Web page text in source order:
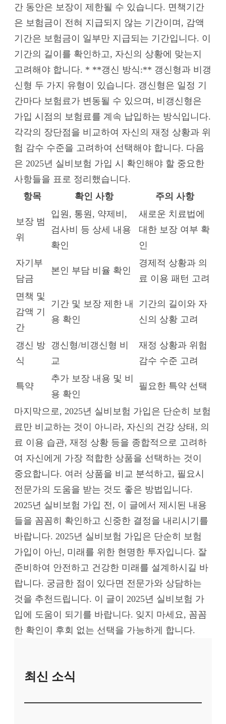
간 동안은 보장이 제한될 수 있습니다. 면책기간
은 보험금이 전혀 지급되지 않는 기간이며, 감액
기간은 보험금이 일부만 지급되는 기간입니다. 이
기간의 길이를 확인하고, 자신의 상황에 맞는지
고려해야 합니다. * **갱신 방식:** 갱신형과 비갱
신형 두 가지 유형이 있습니다. 갱신형은 일정 기
간마다 보험료가 변동될 수 있으며, 비갱신형은
가입 시점의 보험료를 계속 납입하는 방식입니다.
각각의 장단점을 비교하여 자신의 재정 상황과 위
험 감수 수준을 고려하여 선택해야 합니다. 다음
은 2025년 실비보험 가입 시 확인해야 할 중요한
사항들을 표로 정리했습니다.
항목
확인 사항 주의 사항
보장 범
위
입원, 통원, 약제비,
검사비 등 상세 내용
확인
새로운 치료법에
대한 보장 여부 확
인
자기부
담금
본인 부담 비율 확인
경제적 상황과 의
료 이용 패턴 고려
면책 및
감액 기
간
기간 및 보장 제한 내
용 확인
기간의 길이와 자
신의 상황 고려
갱신 방
식
갱신형/비갱신형 비
교
재정 상황과 위험
감수 수준 고려
특약
추가 보장 내용 및 비
용 확인
필요한 특약 선택
마지막으로, 2025년 실비보험 가입은 단순히 보험
료만 비교하는 것이 아니라, 자신의 건강 상태, 의
료 이용 습관, 재정 상황 등을 종합적으로 고려하
여 자신에게 가장 적합한 상품을 선택하는 것이
중요합니다. 여러 상품을 비교 분석하고, 필요시
전문가의 도움을 받는 것도 좋은 방법입니다.
2025년 실비보험 가입 전, 이 글에서 제시된 내용
들을 꼼꼼히 확인하고 신중한 결정을 내리시기를
바랍니다. 2025년 실비보험 가입은 단순히 보험
가입이 아닌, 미래를 위한 현명한 투자입니다. 잘
준비하여 안전하고 건강한 미래를 설계하시길 바
랍니다. 궁금한 점이 있다면 전문가와 상담하는
것을 추천드립니다. 이 글이 2025년 실비보험 가
입에 도움이 되기를 바랍니다. 잊지 마세요, 꼼꼼
한 확인이 후회 없는 선택을 가능하게 합니다.
최신 소식